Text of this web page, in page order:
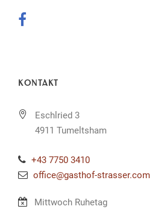
KONTAKT
Eschlried 3
4911 Tumeltsham
+43 7750 3410
office@gasthof-strasser.com
Mittwoch Ruhetag